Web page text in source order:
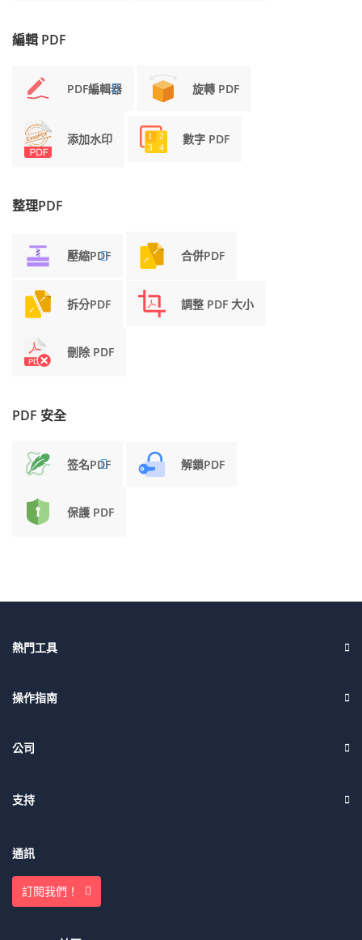
編輯 PDF
PDF編輯器 旋轉 PDF
添加水印 數字 PDF
整理PDF
壓縮PDF 合併PDF
拆分PDF 調整 PDF 大小
刪除 PDF
PDF 安全
签名PDF 解鎖PDF
保護 PDF
熱門工具
操作指南
公司
支持
通訊
訂閱我們！